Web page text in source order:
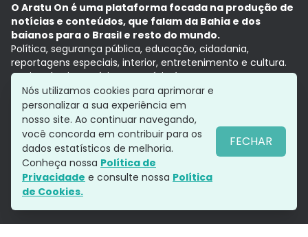
O Aratu On é uma plataforma focada na produção de
notícias e conteúdos, que falam da Bahia e dos
baianos para o Brasil e resto do mundo.
Política, segurança pública, educação, cidadania,
reportagens especiais, interior, entretenimento e cultura.
Aqui, tudo vira notícia e a notícia é no tempo presente,
com a credibilidade do Grupo Aratu.
Grupo Aratu
Política de privacidade
Siga-nos
Nós utilizamos cookies para aprimorar e
personalizar a sua experiência em
nosso site. Ao continuar navegando,
você concorda em contribuir para os
dados estatísticos de melhoria.
Conheça nossa Política de
Privacidade e consulte nossa Política
de Cookies.
FECHAR